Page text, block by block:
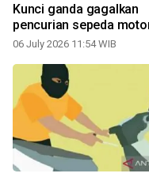
Kunci ganda gagalkan
pencurian sepeda
06 July 2026 11:54 WIB